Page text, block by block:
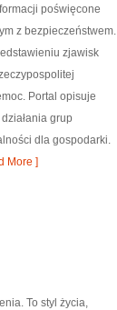
poświęcone
z bezpieczeństwem.
zjawisk
Portal opisuje
grup
dla gospodarki.
More ]
To styl życia,